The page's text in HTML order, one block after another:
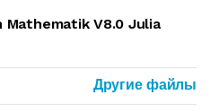
V8.0 Julia
Другие файлы